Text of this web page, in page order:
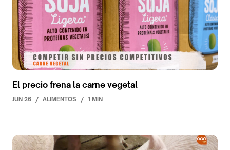
El precio frena la carne vegetal
JUN 26 / ALIMENTOS / 1 MIN